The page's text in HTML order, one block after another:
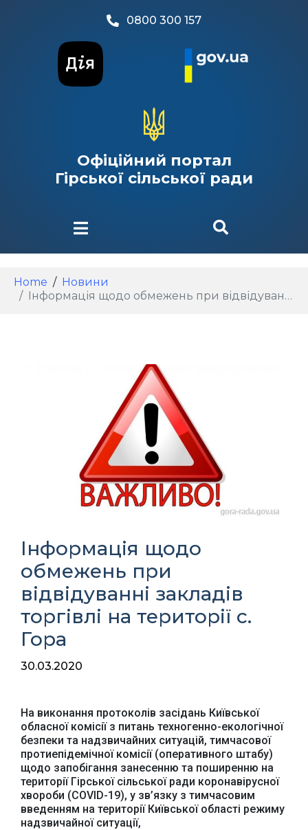
0800 300 157
Офіційний портал
Гірської сільської ради
Home
Новини
Інформація щодо обмежень при відвідуванні закладів торгівлі на території с. Гора
Інформація щодо
обмежень при
відвідуванні закладів
торгівлі на території с.
Гора
30.03.2020
На виконання протоколів засідань Київської
обласної комісії з питань техногенно-екологічної
безпеки та надзвичайних ситуацій, тимчасової
протиепідемічної комісії (оперативного штабу)
щодо запобігання занесенню та поширенню на
території Гірської сільської ради коронавірусної
хвороби (COVID-19), у зв’язку з тимчасовим
введенням на території Київської області режиму
надзвичайної ситуації,